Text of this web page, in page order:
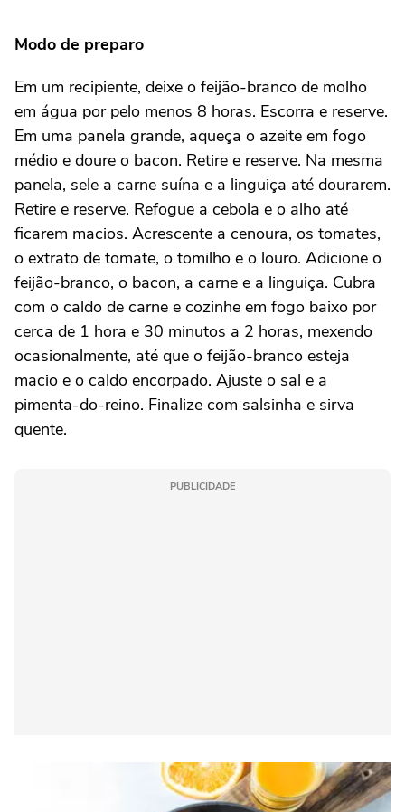
Modo de preparo
Em um recipiente, deixe o feijão-branco de molho
em água por pelo menos 8 horas. Escorra e reserve.
Em uma panela grande, aqueça o azeite em fogo
médio e doure o bacon. Retire e reserve. Na mesma
panela, sele a carne suína e a linguiça até dourarem.
Retire e reserve. Refogue a cebola e o alho até
ficarem macios. Acrescente a cenoura, os tomates,
o extrato de tomate, o tomilho e o louro. Adicione o
feijão-branco, o bacon, a carne e a linguiça. Cubra
com o caldo de carne e cozinhe em fogo baixo por
cerca de 1 hora e 30 minutos a 2 horas, mexendo
ocasionalmente, até que o feijão-branco esteja
macio e o caldo encorpado. Ajuste o sal e a
pimenta-do-reino. Finalize com salsinha e sirva
quente.
PUBLICIDADE